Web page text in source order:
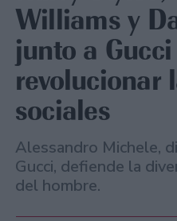
Williams y
junto a
revolucionar
sociales
Alessandro Michele,
Gucci, defiende la
del hombre.